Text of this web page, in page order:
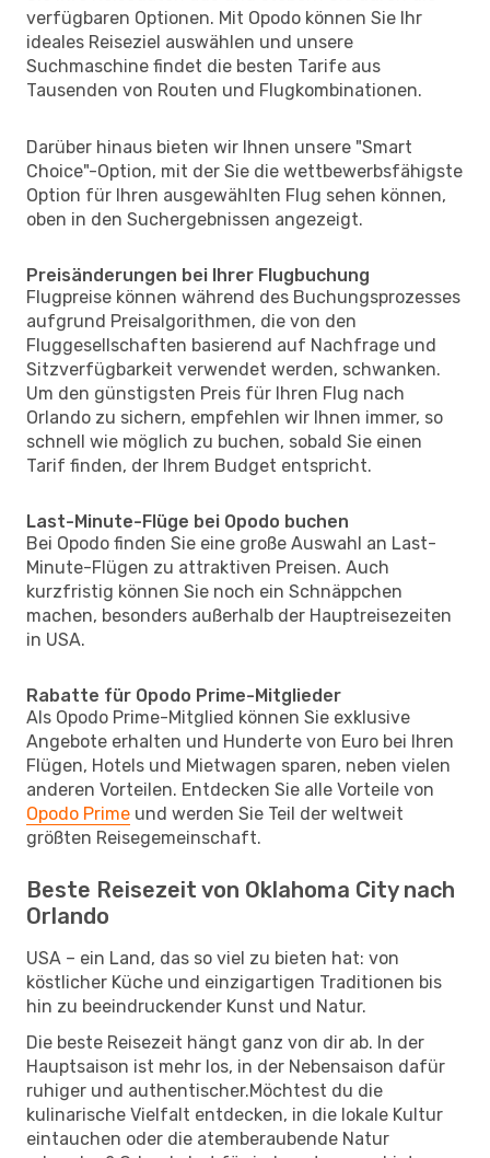
verfügbaren Optionen. Mit Opodo können Sie Ihr
ideales Reiseziel auswählen und unsere
Suchmaschine findet die besten Tarife aus
Tausenden von Routen und Flugkombinationen.
Darüber hinaus bieten wir Ihnen unsere "Smart
Choice"-Option, mit der Sie die wettbewerbsfähigste
Option für Ihren ausgewählten Flug sehen können,
oben in den Suchergebnissen angezeigt.
Preisänderungen bei Ihrer Flugbuchung
Flugpreise können während des Buchungsprozesses
aufgrund Preisalgorithmen, die von den
Fluggesellschaften basierend auf Nachfrage und
Sitzverfügbarkeit verwendet werden, schwanken.
Um den günstigsten Preis für Ihren Flug nach
Orlando zu sichern, empfehlen wir Ihnen immer, so
schnell wie möglich zu buchen, sobald Sie einen
Tarif finden, der Ihrem Budget entspricht.
Last-Minute-Flüge bei Opodo buchen
Bei Opodo finden Sie eine große Auswahl an Last-
Minute-Flügen zu attraktiven Preisen. Auch
kurzfristig können Sie noch ein Schnäppchen
machen, besonders außerhalb der Hauptreisezeiten
in USA.
Rabatte für Opodo Prime-Mitglieder
Als Opodo Prime-Mitglied können Sie exklusive
Angebote erhalten und Hunderte von Euro bei Ihren
Flügen, Hotels und Mietwagen sparen, neben vielen
anderen Vorteilen. Entdecken Sie alle Vorteile von
Opodo Prime und werden Sie Teil der weltweit
größten Reisegemeinschaft.
Beste Reisezeit von Oklahoma City nach
Orlando
USA – ein Land, das so viel zu bieten hat: von
köstlicher Küche und einzigartigen Traditionen bis
hin zu beeindruckender Kunst und Natur.
Die beste Reisezeit hängt ganz von dir ab. In der
Hauptsaison ist mehr los, in der Nebensaison dafür
ruhiger und authentischer.Möchtest du die
kulinarische Vielfalt entdecken, in die lokale Kultur
eintauchen oder die atemberaubende Natur